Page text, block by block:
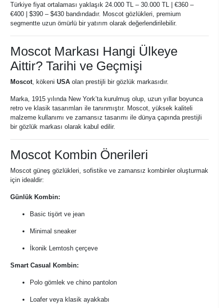
Türkiye fiyat ortalaması yaklaşık 24.000 TL – 30.000 TL | €360 –
€400 | $390 – $430 bandındadır. Moscot gözlükleri, premium
segmentte uzun ömürlü bir yatırım olarak değerlendirilebilir.
Moscot Markası Hangi Ülkeye
Aittir? Tarihi ve Geçmişi
Moscot , kökeni USA olan prestijli bir gözlük markasıdır.
Marka, 1915 yılında New York’ta kurulmuş olup, uzun yıllar boyunca
retro ve klasik tasarımları ile tanınmıştır. Moscot, yüksek kaliteli
malzeme kullanımı ve zamansız tasarımı ile dünya çapında prestijli
bir gözlük markası olarak kabul edilir.
Moscot Kombin Önerileri
Moscot güneş gözlükleri, sofistike ve zamansız kombinler oluşturmak
için idealdir:
Günlük Kombin:
Basic tişört ve jean
Minimal sneaker
İkonik Lemtosh çerçeve
Smart Casual Kombin:
Polo gömlek ve chino pantolon
Loafer veya klasik ayakkabı